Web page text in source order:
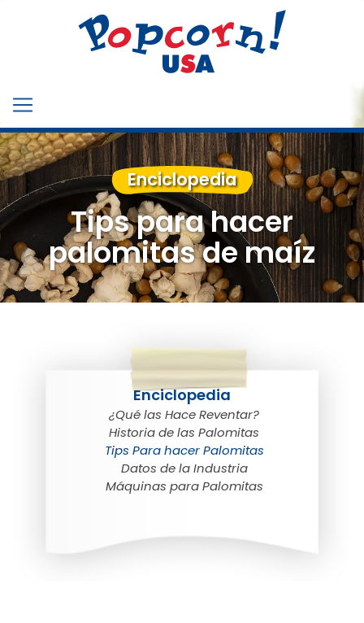
Enciclopedia
Tips para hacer
palomitas de maíz
Enciclopedia
¿Qué las Hace Reventar?
Historia de las Palomitas
Tips Para hacer Palomitas
Datos de la Industria
Máquinas para Palomitas